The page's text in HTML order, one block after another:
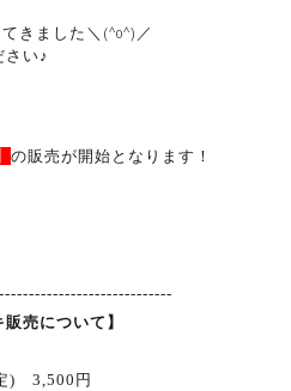
きました＼(^o^)／
さい♪
の販売が開始となります！
売について】
) 3,500 円